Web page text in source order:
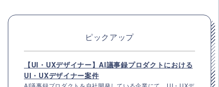
ピックアップ
【UI・UXデザイナー】AI議事録プロダクトにおける
UI・UXデザイナー案件